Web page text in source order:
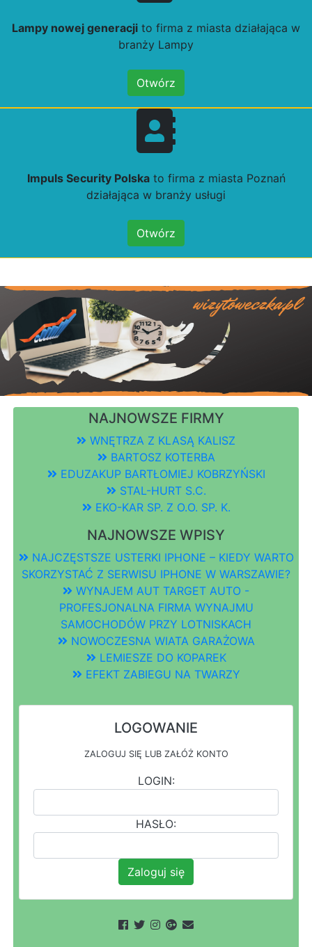
Lampy nowej generacji to firma z miasta działająca w
branży Lampy
Otwórz
Impuls Security Polskato firma z miasta Poznań
działająca w branży usługi
Otwórz
NAJNOWSZE FIRMY
WNĘTRZA Z KLASĄ KALISZ
BARTOSZ KOTERBA
EDUZAKUP BARTŁOMIEJ KOBRZYŃSKI
STAL-HURT S.C.
EKO-KAR SP. Z O.O. SP. K.
NAJNOWSZE WPISY
NAJCZĘSTSZE USTERKI IPHONE – KIEDY WARTO
SKORZYSTAĆ Z SERWISU IPHONE W WARSZAWIE?
WYNAJEM AUT TARGET AUTO -
PROFESJONALNA FIRMA WYNAJMU
SAMOCHODÓW PRZY LOTNISKACH
NOWOCZESNA WIATA GARAŻOWA
LEMIESZE DO KOPAREK
EFEKT ZABIEGU NA TWARZY
LOGOWANIE
ZALOGUJ SIĘ LUB ZAŁÓŻ KONTO
LOGIN:
HASŁO:
Zaloguj się